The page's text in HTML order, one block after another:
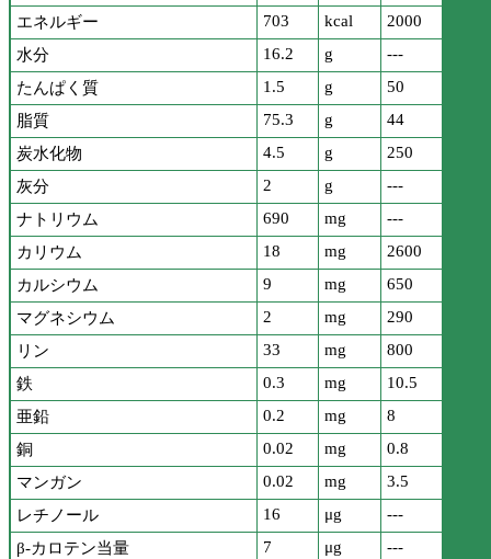
エネルギー
703 kcal
2000
水分
16.2 g
---
たんぱく質
1.5 g
50
脂質
75.3 g
44
炭水化物
4.5 g
250
灰分
2 g
---
ナトリウム
690 mg
---
カリウム
18 mg
2600
カルシウム
9 mg
650
マグネシウム
2 mg
290
リン
33 mg
800
鉄
0.3 mg
10.5
亜鉛
0.2 mg
8
銅
0.02 mg
0.8
マンガン
0.02 mg
3.5
レチノール
16 μg
---
β-カロテン当量
7 μg
---